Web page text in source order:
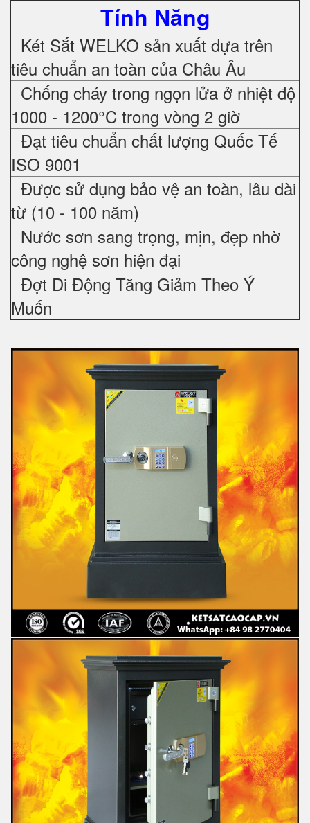
Tính Năng
Két Sắt WELKO sản xuất dựa trên
tiêu chuẩn an toàn của Châu Âu
Chống cháy trong ngọn lửa ở nhiệt độ
1000 - 1200°C trong vòng 2 giờ
Đạt tiêu chuẩn chất lượng Quốc Tế
ISO 9001
Được sử dụng bảo vệ an toàn, lâu dài
từ (10 - 100 năm)
Nước sơn sang trọng, mịn, đẹp nhờ
công nghệ sơn hiện đại
Đợt Di Động Tăng Giảm Theo Ý
Muốn